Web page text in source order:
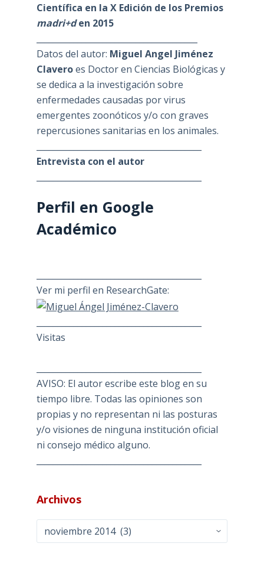
Científica en la X Edición de los Premios
madri+den 2015
Datos del autor: Miguel Angel Jiménez
Claveroes Doctor en Ciencias Biológicas y
se dedica a la investigación sobre
enfermedades causadas por virus
emergentes zoonóticos y/o con graves
repercusiones sanitarias en los animales.
Entrevista con el autor
Perfil en Google
Académico
Ver mi perfil en ResearchGate:
Visitas
AVISO: El autor escribe este blog en su
tiempo libre. Todas las opiniones son
propias y no representan ni las posturas
y/o visiones de ninguna institución oficial
ni consejo médico alguno.
Archivos
Archivos